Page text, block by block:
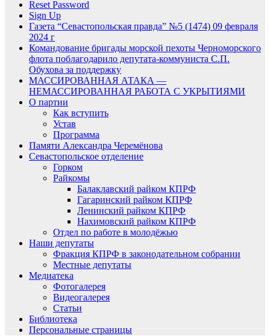
Reset Password
Sign Up
Газета “Севастопольская правда” №5 (1474) 09 февраля
2024 г
Командование бригады морской пехоты Черноморского
флота поблагодарило депутата-коммуниста С.П.
Обухова за поддержку
МАССИРОВАННАЯ АТАКА —
НЕМАССИРОВАННАЯ РАБОТА С УКРЫТИЯМИ
О партии
Как вступить
Устав
Программа
Памяти Александра Черемёнова
Севастопольское отделение
Горком
Райкомы
Балаклавский райком КПРФ
Гагаринский райком КПРФ
Ленинский райком КПРФ
Нахимовский райком КПРФ
Отдел по работе в молодёжью
Наши депутаты
Фракция КПРФ в законодательном собрании
Местные депутаты
Медиатека
Фотогалерея
Видеогалерея
Статьи
Библиотека
Персональные страницы